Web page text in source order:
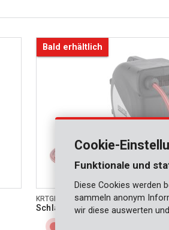
Bald erhältlich
KRTGR67170
Schlauchaufroller 30m
Cookie-
Funktionale und
Diese Cookies werden
sammeln anonym
wir diese auswerten